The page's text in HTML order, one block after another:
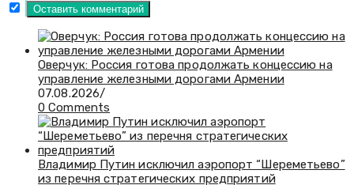
Оверчук: Россия готова продолжать концессию на
управление железными дорогами Армении
07.08.2026/
0 Comments
Владимир Путин исключил аэропорт “Шереметьево”
из перечня стратегических предприятий